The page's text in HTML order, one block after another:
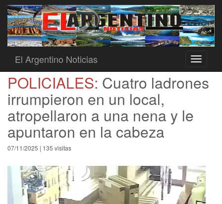
Toggle
El Argentino Noticias
POLICIALES: Cuatro ladrones
irrumpieron en un local,
atropellaron a una nena y le
apuntaron en la cabeza
07/11/2025 | 135 visitas